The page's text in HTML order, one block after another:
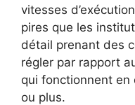
vitesses
pires que les
détail prenant des
régler par rapport
qui fonctionnent en
ou plus.